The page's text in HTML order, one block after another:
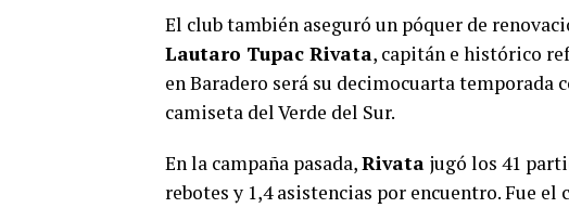
El club también aseguró un póquer de
Lautaro Tupac Rivata, capitán e histórico
en Baradero será su decimocuarta temporada
camiseta del Verde del Sur.
En la campaña pasada,Rivata jugó los 41
rebotes y 1,4 asistencias por encuentro. Fue